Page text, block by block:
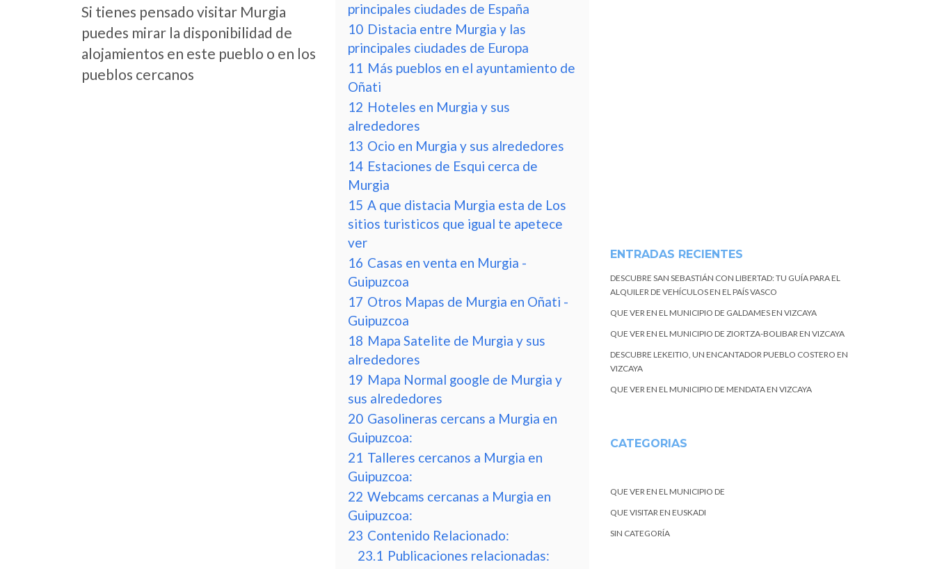
Si tienes pensado visitar Murgia
puedes mirar la disponibilidad de
alojamientos en este pueblo o en los
pueblos cercanos
principales ciudades de España
10 Distacia entre Murgia y las
principales ciudades de Europa
11 Más pueblos en el ayuntamiento de
Oñati
12 Hoteles en Murgia y sus
alrededores
13 Ocio en Murgia y sus alrededores
14 Estaciones de Esqui cerca de
Murgia
15 A que distacia Murgia esta de Los
sitios turisticos que igual te apetece
ver
16 Casas en venta en Murgia -
Guipuzcoa
17 Otros Mapas de Murgia en Oñati -
Guipuzcoa
18 Mapa Satelite de Murgia y sus
alrededores
19 Mapa Normal google de Murgia y
sus alrededores
20 Gasolineras cercans a Murgia en
Guipuzcoa:
21 Talleres cercanos a Murgia en
Guipuzcoa:
22 Webcams cercanas a Murgia en
Guipuzcoa:
23 Contenido Relacionado:
23.1 Publicaciones relacionadas:
ENTRADAS RECIENTES
DESCUBRE SAN SEBASTIÁN CON LIBERTAD: TU GUÍA PARA EL
ALQUILER DE VEHÍCULOS EN EL PAÍS VASCO
QUE VER EN EL MUNICIPIO DE GALDAMES EN VIZCAYA
QUE VER EN EL MUNICIPIO DE ZIORTZA-BOLIBAR EN VIZCAYA
DESCUBRE LEKEITIO, UN ENCANTADOR PUEBLO COSTERO EN
VIZCAYA
QUE VER EN EL MUNICIPIO DE MENDATA EN VIZCAYA
CATEGORIAS
QUE VER EN EL MUNICIPIO DE
QUE VISITAR EN EUSKADI
SIN CATEGORÍA